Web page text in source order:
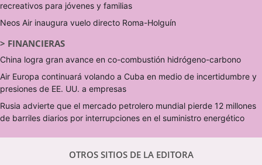
recreativos para jóvenes y familias
Neos Air inaugura vuelo directo Roma-Holguín
> FINANCIERAS
China logra gran avance en co-combustión hidrógeno-carbono
Air Europa continuará volando a Cuba en medio de incertidumbre y
presiones de EE. UU. a empresas
Rusia advierte que el mercado petrolero mundial pierde 12 millones
de barriles diarios por interrupciones en el suministro energético
OTROS SITIOS DE LA EDITORA